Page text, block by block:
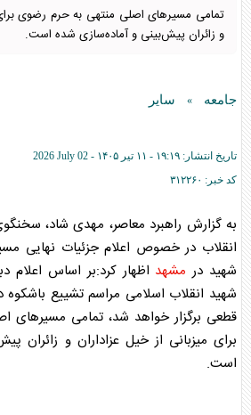
تمامی مسیرهای اصلی منتهی به حرم رضوی برای
و زائران پیش‌بینی و آماده‌سازی شده است.
جامعه » سایر
تاریخ انتشار: ۱۹:۱۹ - ۱۱ تير ۱۴۰۵ -
2026 July 02
کد خبر: ۳۱۲۲۶۰
به گزارش راهبرد معاصر، مهدی شاد،
انقلاب در خصوص اعلام جزئیات نهایی
شهید در مشهد اظهار کرد:بر اساس اعلام
شهید انقلاب اسلامی مراسم تشییع باشکوه
قطعی برگزار خواهد شد، تمامی مسیرهای
برای میزبانی از خیل عزاداران و زائران
است.